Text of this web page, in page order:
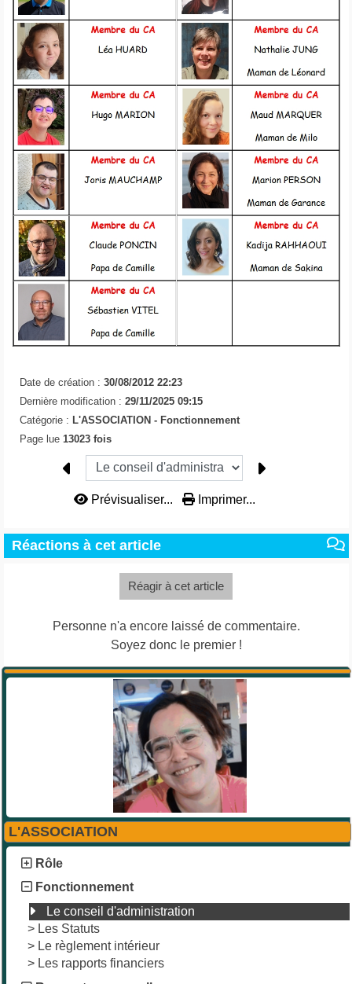
L'ASSOCIATION
Rôle
Fonctionnement
Le conseil d'administration
> Les Statuts
> Le règlement intérieur
> Les rapports financiers
Date de création : 30/08/2012 22:23
Dernière modification : 29/11/2025 09:15
Catégorie : L'ASSOCIATION - Fonctionnement
Page lue 13023 fois
Prévisualiser... Imprimer...
Réactions à cet article
Réagir à cet article
Personne n'a encore laissé de commentaire.
Soyez donc le premier !